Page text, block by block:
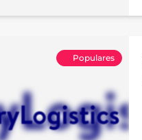
Populares